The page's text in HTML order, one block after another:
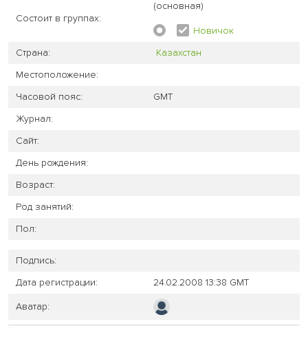
Состоит в группах:
(основная)
Новичок
Страна:
Казахстан
Местоположение:
Часовой пояс:
GMT
Журнал:
Сайт:
День рождения:
Возраст:
Род занятий:
Пол:
Подпись:
Дата регистрации:
24.02.2008 13:38 GMT
Аватар: